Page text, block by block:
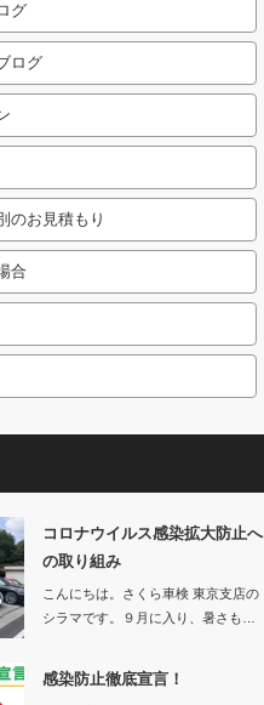
グ
ログ
のお見積もり
合
コロナウイルス感染拡大防止へ
の取り組み
こんにちは。さくら車検 東京支店の
シラマです。９月に入り、暑さも…
感染防止徹底宣言！